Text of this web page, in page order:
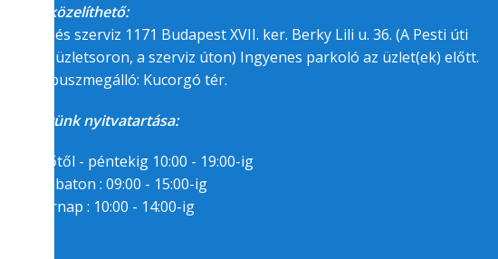
Segítségre van
Megközelíthető:
üzlet és szerviz 1171 Budapest XVII. ker. Berky Lili u. 36. (A Pesti úti
felőli üzletsoron, a szerviz úton) Ingyenes parkoló az üzlet(ek) előtt.
BKK buszmegálló: Kucorgó tér.
Üzletünk nyitvatartása:
Hétfőtől - péntekig 10:00 - 19:00-ig
Szombaton : 09:00 - 15:00-ig
Vasárnap : 10:00 - 14:00-ig